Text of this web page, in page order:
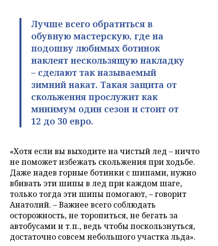
Лучше всего обратиться в
обувную мастерскую, где на
подошву любимых ботинок
наклеят нескользящую накладку
– сделают так называемый
зимний накат. Такая защита от
скольжения прослужит как
минимум один сезон и стоит от
12 до 30 евро.
«Хотя если вы выходите на чистый лед – ничто
не поможет избежать скольжения при ходьбе.
Даже надев горные ботинки с шипами, нужно
вбивать эти шипы в лед при каждом шаге,
только тогда эти шипы помогают, – говорит
Анатолий. – Важнее всего соблюдать
осторожность, не торопиться, не бегать за
автобусами и т. п., ведь чтобы поскользнуться,
достаточно совсем небольшого участка льда».